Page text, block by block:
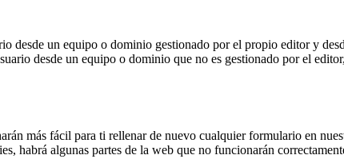
desde un equipo o dominio gestionado por el propio editor y
desde un equipo o dominio que no es gestionado por el
más fácil para ti rellenar de nuevo cualquier formulario en
habrá algunas partes de la web que no funcionarán